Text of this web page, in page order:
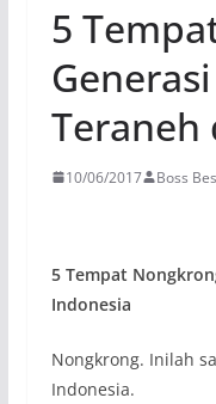
5
Teraneh
10/06/2017 Boss
5 Tempat
Indonesia
Nongkrong. Inilah
Indonesia.